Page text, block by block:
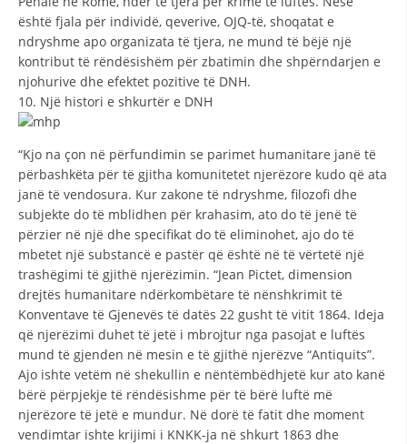
është fjala për individë, qeverive, OJQ-të, shoqatat e
ndryshme apo organizata të tjera, ne mund të bëjë një
kontribut të rëndësishëm për zbatimin dhe shpërndarjen e
njohurive dhe efektet pozitive të DNH.
10. Një histori e shkurtër e DNH
“Kjo na çon në përfundimin se parimet humanitare janë të
përbashkëta për të gjitha komunitetet njerëzore kudo që ata
janë të vendosura. Kur zakone të ndryshme, filozofi dhe
subjekte do të mblidhen për krahasim, ato do të jenë të
përzier në një dhe specifikat do të eliminohet, ajo do të
mbetet një substancë e pastër që është në të vërtetë një
trashëgimi të gjithë njerëzimin. “Jean Pictet, dimension
drejtës humanitare ndërkombëtare të nënshkrimit të
Konventave të Gjenevës të datës 22 gusht të vitit 1864. Ideja
që njerëzimi duhet të jetë i mbrojtur nga pasojat e luftës
mund të gjenden në mesin e të gjithë njerëzve “Antiquits”.
Ajo ishte vetëm në shekullin e nëntëmbëdhjetë kur ato kanë
bërë përpjekje të rëndësishme për të bërë luftë më
njerëzore të jetë e mundur. Në dorë të fatit dhe moment
vendimtar ishte krijimi i KNKK-ja në shkurt 1863 dhe